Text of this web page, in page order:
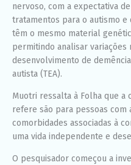
nervoso, com a expectativa
tratamentos para o autismo e
têm o mesmo material
permitindo analisar
desenvolvimento de
autista (TEA).
Muotri ressalta à Folha que a
refere são para pessoas com
comorbidades associadas à
uma vida independente e
O pesquisador começou a